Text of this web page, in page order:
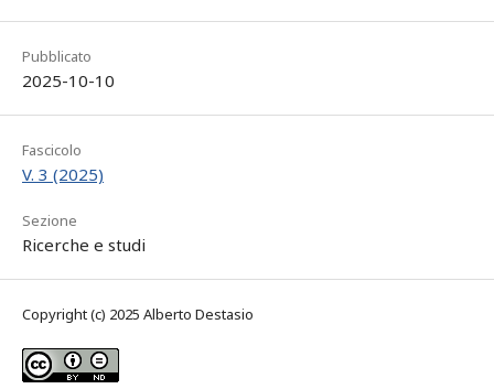
Pubblicato
2025-10-10
Fascicolo
V. 3 (2025)
Sezione
Ricerche e studi
Copyright (c) 2025 Alberto Destasio